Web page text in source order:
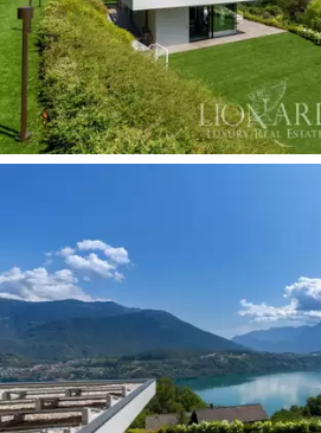
ことができ、広い屋外スペー
できます。
1階には、パノラマの読書室
につながるモダンなキッチン
エントランスホールがありま
ルームで構成されるスリーピ
ます。そのうちの 1 つは主寝
ームとウォークインクローゼ
つのバスルームは裏庭を見下
配置されています。